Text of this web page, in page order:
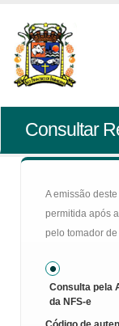
Consultar
A emissão
permitida após
pelo tomador
Consulta pela
da NFS-e